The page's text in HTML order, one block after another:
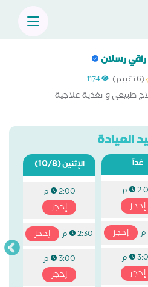
رسلان
(6 تقييم) 1174
طبيعي و تغذية علاجية
العيادة
غداً
م
إحجز
إحجز
م
إحجز
الإثنين(10/8)
2:00 م
إحجز
2:30 م إحجز
3:00 م
إحجز